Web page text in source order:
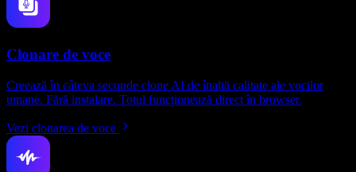
Clonare de voce
Creează în câteva secunde clone AI de înaltă calitate ale vocilor
umane. Fără instalare. Totul funcționează direct în browser.
Vezi clonarea de voce